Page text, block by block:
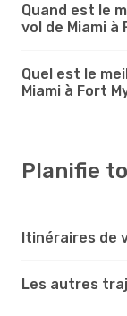
Quand est le
vol de Miami à
Quel est le
Miami à Fort
Planifie
Itinéraires de
Les autres